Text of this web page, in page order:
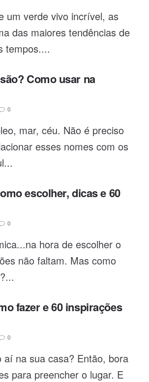
um verde vivo incrível, as
das maiores tendências de
tempos....
Como usar na
0
mar, céu. Não é preciso
esses nomes com os
escolher, dicas e 60
0
hora de escolher o
não faltam. Mas como
fazer e 60 inspirações
0
aí na sua casa? Então, bora
para preencher o lugar. E